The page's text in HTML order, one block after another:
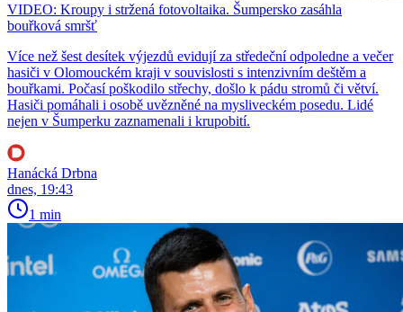
VIDEO: Kroupy i stržená fotovoltaika. Šumpersko zasáhla
bouřková smršť
Více než šest desítek výjezdů evidují za středeční odpoledne a večer
hasiči v Olomouckém kraji v souvislosti s intenzivním deštěm a
bouřkami. Počasí poškodilo střechy, došlo k pádu stromů či větví.
Hasiči pomáhali i osobě uvězněné na mysliveckém posedu. Lidé
nejen v Šumperku zaznamenali i krupobití.
Hanácká Drbna
dnes, 19:43
1 min